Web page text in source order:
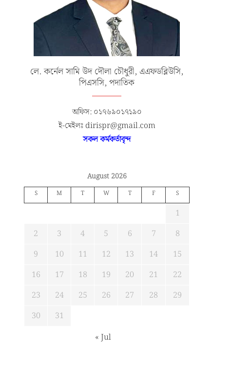
লে. কর্নেল সামি উদ দৌলা চৌধুরী, এএফডব্লিউসি,
পিএসসি, পদাতিক
অফিস: ০১৭৬৯০১৭১৯০
ই-মেইলঃ dirispr@gmail.com
সকল কর্মকর্তাবৃন্দ
August 2026
S M T W T F S
1
2
3 4 5 6 7
8
9
10 11 12 13 14
15
16
17 18 19 20 21
22
23
24 25 26 27 28
29
30
31
« Jul